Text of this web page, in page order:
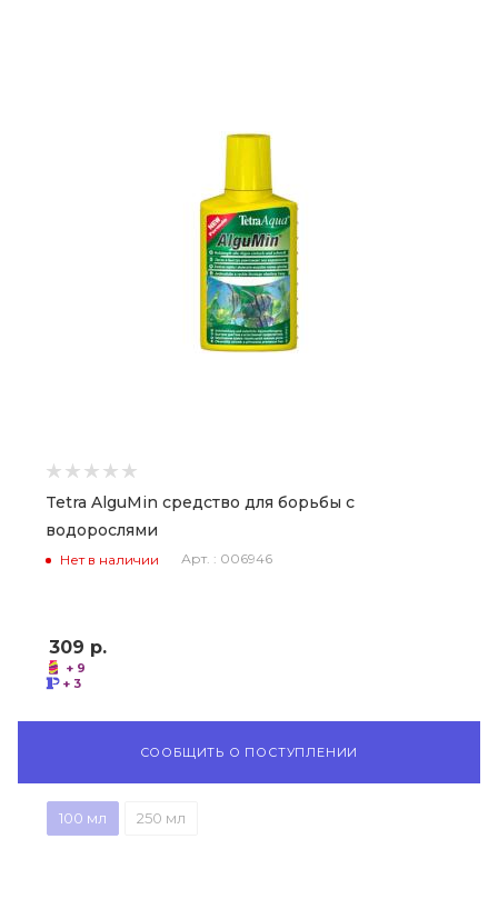
Tetra AlguMin средство для борьбы с
водорослями
Нет в наличии Арт. : 006946
309 р.
+ 9
+ 3
СООБЩИТЬ О ПОСТУПЛЕНИИ
100 мл 250 мл